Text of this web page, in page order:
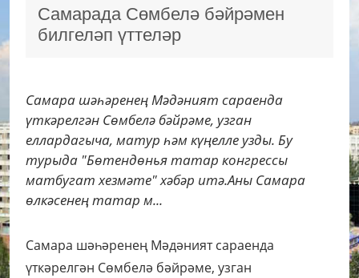
Самарада Сөмбелә бәйрәмен
билгеләп үттеләр
Самара шәһәренең Мәдәният сараенда
үткәрелгән Сөмбелә бәйрәме, узган
еллардагыча, матур һәм күңелле узды. Бу
турыда "Бөтендөнья татар конгрессы
матбугат хезмәте" хәбәр итә.Аны Самара
өлкәсенең татар м...
Самара шәһәренең Мәдәният сараенда
үткәрелгән Сөмбелә бәйрәме, узган